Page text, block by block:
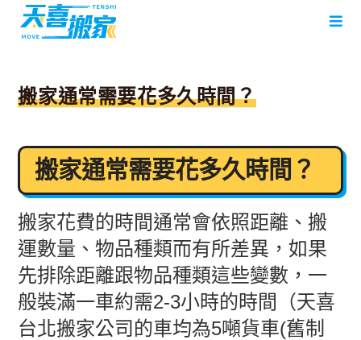
搬家通常需要花多久時間？
搬家通常需要花多久時間？
搬家花費的時間通常會依照距離、搬
運數量、物品種類而有所差異，如果
先排除距離跟物品種類這些變數，一
般裝滿一車約需2-3小時的時間（天喜
台北搬家公司的車均為5噸貨車(舊制